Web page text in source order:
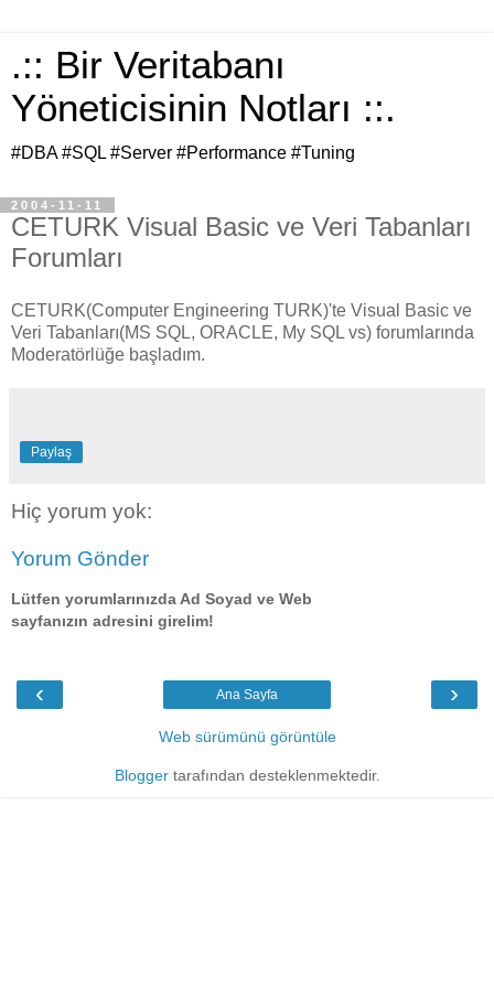
.:: Bir Veritabanı
Yöneticisinin Notları ::.
#DBA #SQL #Server #Performance #Tuning
2004-11-11
CETURK Visual Basic ve Veri Tabanları
Forumları
CETURK(Computer Engineering TURK)'te Visual Basic ve
Veri Tabanları(MS SQL, ORACLE, My SQL vs) forumlarında
Moderatörlüğe başladım.
Paylaş
Hiç yorum yok:
Yorum Gönder
Lütfen yorumlarınızda Ad Soyad ve Web
sayfanızın adresini girelim!
‹ ›
Ana Sayfa
Web sürümünü görüntüle
Bloggertarafından desteklenmektedir.